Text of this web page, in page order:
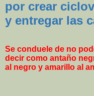
por crear
y entregar las
Se conduele de no
decir como antaño
al negro y amarillo al